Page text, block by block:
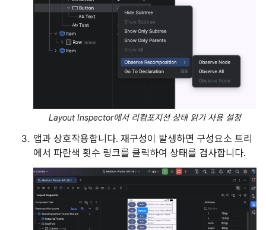
Layout Inspector에서 리컴포지션 상태 읽기 사용 설정
앱과 상호작용합니다. 재구성이 발생하면 구성요소 트리
에서 파란색 횟수 링크를 클릭하여 상태를 검사합니다.